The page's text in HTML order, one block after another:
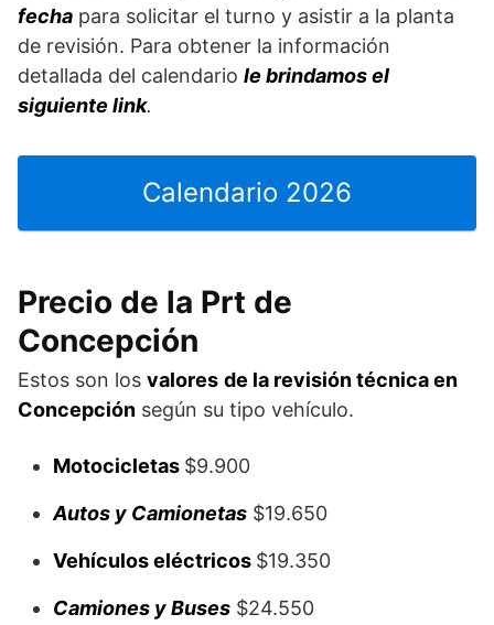
fecha para solicitar el turno y asistir a la planta
de revisión. Para obtener la información
detallada del calendario le brindamos el
siguiente link.
Calendario 2026
Precio de la Prt de
Concepción
Estos son los valores de la revisión técnica en
Concepción según su tipo vehículo.
Motocicletas $9.900
Autos y Camionetas $19.650
Vehículos eléctricos $19.350
Camiones y Buses $24.550